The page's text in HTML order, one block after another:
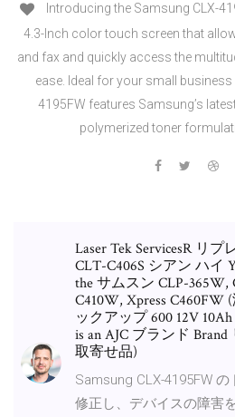
Introducing the Samsung CLX-
4.3-Inch color touch screen that
and fax and quickly access the
ease. Ideal for your small
4195FW features Samsung’s
polymerized toner
Laser Tek ServicesR リ
CLT-C406S シアン ハイ
the サムスン CLP-365W,
C410W, Xpress C460FW
ックアップ 600 12V
is an AJC ブランド
取寄せ品)
Samsung CLX-4195FW
修正し、デバイスの障害